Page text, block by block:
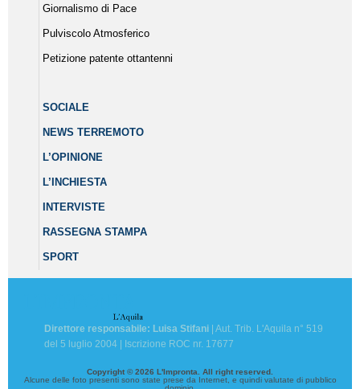
Giornalismo di Pace
Pulviscolo Atmosferico
Petizione patente ottantenni
SOCIALE
NEWS TERREMOTO
L’OPINIONE
L’INCHIESTA
INTERVISTE
RASSEGNA STAMPA
SPORT
Direttore responsabile: Luisa Stifani | Aut. Trib. L'Aquila n° 519
del 5 luglio 2004 | Iscrizione ROC nr. 17677
Copyright © 2026 L'Impronta. All right reserved.
Alcune delle foto presenti sono state prese da Internet, e quindi valutate di pubblico